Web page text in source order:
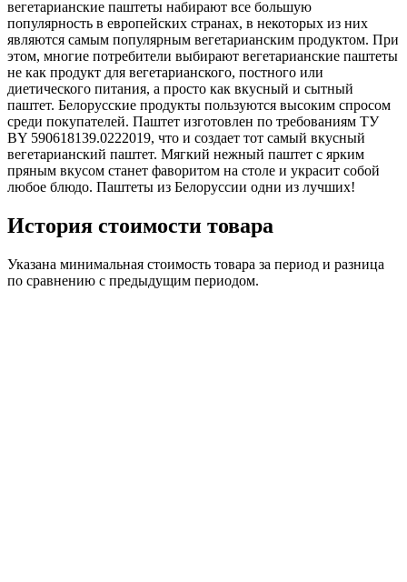
вегетарианские паштеты набирают все большую
популярность в европейских странах, в некоторых из них
являются самым популярным вегетарианским продуктом. При
этом, многие потребители выбирают вегетарианские паштеты
не как продукт для вегетарианского, постного или
диетического питания, а просто как вкусный и сытный
паштет. Белорусские продукты пользуются высоким спросом
среди покупателей. Паштет изготовлен по требованиям ТУ
BY 590618139.0222019, что и создает тот самый вкусный
вегетарианский паштет. Мягкий нежный паштет с ярким
пряным вкусом станет фаворитом на столе и украсит собой
любое блюдо. Паштеты из Белоруссии одни из лучших!
История стоимости товара
Указана минимальная стоимость товара за период и разница
по сравнению с предыдущим периодом.